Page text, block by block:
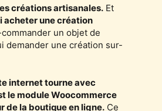
créations artisanales. Et
acheter une création
un objet de
demander une création sur-
internet tourne avec
le module Woocommerce
de la boutique en ligne. Ce